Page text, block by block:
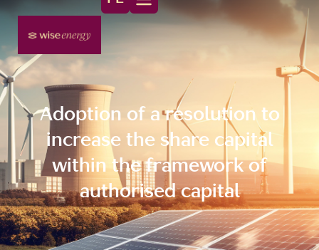
Adoption of a resolution to
increase the share capital
within the framework of
authorised capital